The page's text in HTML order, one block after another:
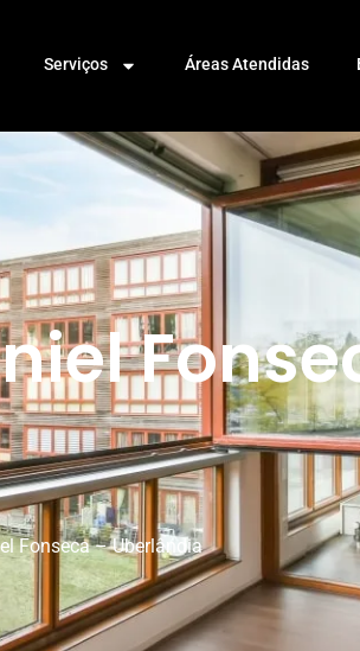
Serviços Áreas Atendidas
Fonseca – Uberlândia